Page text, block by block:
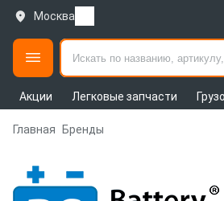
Москва
Акции Легковые запчасти
Главная Бренды